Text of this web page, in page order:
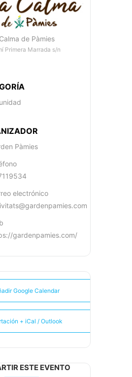
de Pàmies
Primera Marrada s/n
Pàmies
electrónico
gardenpamies.com/
Google Calendar
+ iCal / Outlook
ESTE EVENTO